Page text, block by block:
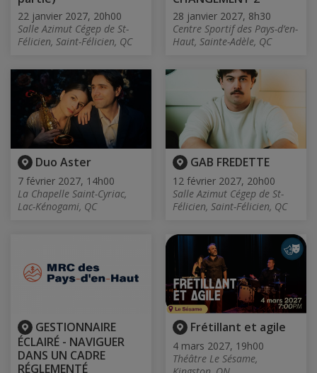
22 janvier 2027, 20h00
Salle Azimut Cégep de St-
Félicien, Saint-Félicien, QC
28 janvier 2027, 8h30
Centre Sportif des Pays-d’en-
Haut, Sainte-Adèle, QC
Duo Aster
7 février 2027, 14h00
La Chapelle Saint-Cyriac,
Lac-Kénogami, QC
GAB FREDETTE
12 février 2027, 20h00
Salle Azimut Cégep de St-
Félicien, Saint-Félicien, QC
GESTIONNAIRE
ÉCLAIRÉ - NAVIGUER
DANS UN CADRE
RÉGLEMENTÉ
Frétillant et agile
4 mars 2027, 19h00
Théâtre Le Sésame,